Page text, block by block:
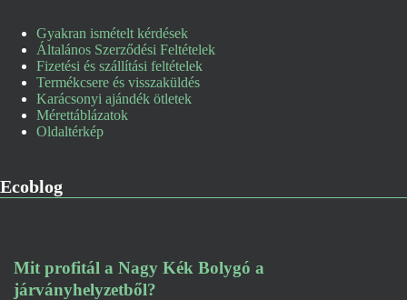
Gyakran ismételt kérdések
Általános Szerződési Feltételek
Fizetési és szállítási feltételek
Termékcsere és visszaküldés
Karácsonyi ajándék ötletek
Mérettáblázatok
Oldaltérkép
Ecoblog
Mit profitál a Nagy Kék Bolygó a
járványhelyzetből?